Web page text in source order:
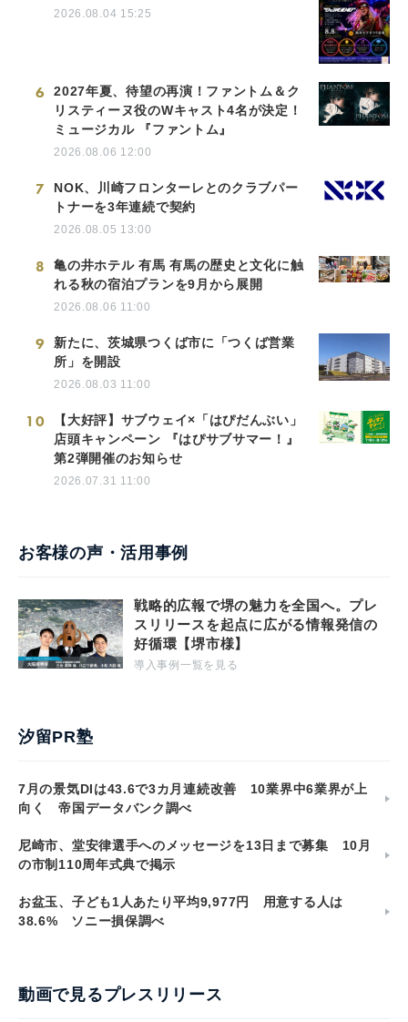
2026.08.04 15:25
6
2027年夏、待望の再演！ファントム＆ク
リスティーヌ役のWキャスト4名が決定！
ミュージカル 『ファントム』
2026.08.06 12:00
7
NOK、川崎フロンターレとのクラブパー
トナーを3年連続で契約
2026.08.05 13:00
8
亀の井ホテル 有馬 有馬の歴史と文化に触
れる秋の宿泊プランを9月から展開
2026.08.06 11:00
9
新たに、茨城県つくば市に「つくば営業
所」を開設
2026.08.03 11:00
10
【大好評】サブウェイ×「はぴだんぶい」
店頭キャンペーン 『はぴサブサマー！』
第2弾開催のお知らせ
2026.07.31 11:00
お客様の声・活用事例
戦略的広報で堺の魅力を全国へ。プレ
スリリースを起点に広がる情報発信の
好循環【堺市様】
導入事例一覧を見る
汐留PR塾
7月の景気DIは43.6で3カ月連続改善 10業界中6業界が上
向く 帝国データバンク調べ
尼崎市、堂安律選手へのメッセージを13日まで募集 10月
の市制110周年式典で掲示
お盆玉、子ども1人あたり平均9,977円 用意する人は
38.6% ソニー損保調べ
動画で見るプレスリリース